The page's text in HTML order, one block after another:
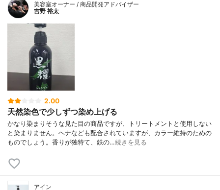
美容室オーナー / 商品開発アドバイザー
吉野 裕太
2.00
天然染色で少しずつ染め上げる
かなり染まりそうな見た目の商品ですが、トリートメントと使用しない
と染まりません。ヘナなども配合されていますが、カラー維持のための
ものでしょう。香りが独特て、鉄の…続きを見る
アイン